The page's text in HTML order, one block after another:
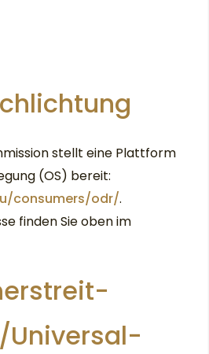
stellt eine Plattform
(OS) bereit:
consumers/odr/.
finden Sie oben im
Universal­